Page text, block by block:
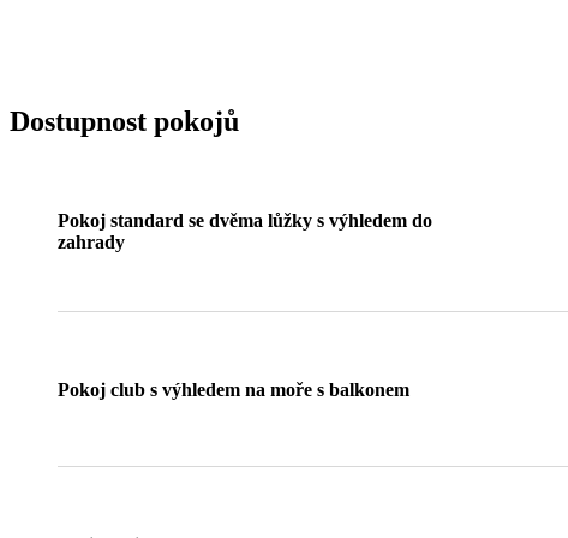
Dostupnost pokojů
Pokoj standard se dvěma lůžky s výhledem do
zahrady
Pokoj club s výhledem na moře s balkonem